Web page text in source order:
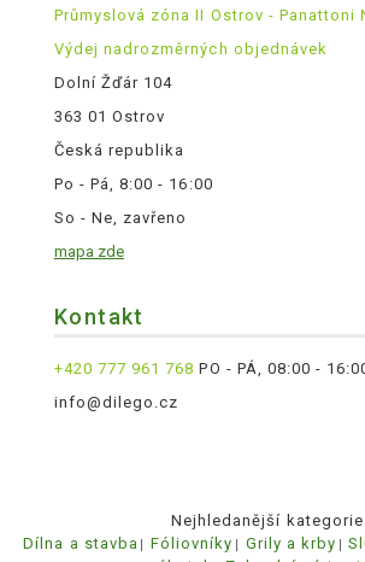
Průmyslová zóna II Ostrov - Panattoni
Výdej nadrozměrných objednávek
Dolní Žďár 104
363 01 Ostrov
Česká republika
Po - Pá, 8:00 - 16:00
So - Ne, zavřeno
mapa zde
Kontakt
+420 777 961 768 PO - PÁ, 08:00 -
info@dilego.cz
Nejhledanější
Dílna a stavba
Fóliovníky Grily a krby